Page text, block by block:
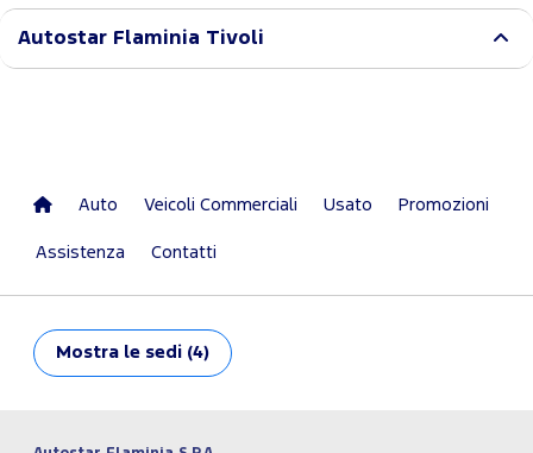
Autostar Flaminia Tivoli
Auto Veicoli Commerciali Usato Promozioni
Assistenza Contatti
Mostra le sedi (4)